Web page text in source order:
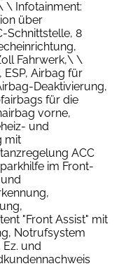
\ Infotainment:
über
Schnittstelle, 8
Fahrwerk,\ \
ESP, Airbag für
Deaktivierung,
für die
vorne,
und
mit
ACC
im Front-
"Front Assist" mit
Notrufsystem
und